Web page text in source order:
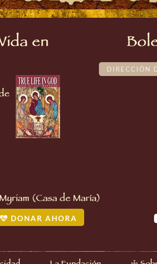
en
(Casa de María)
DONAR AHORA